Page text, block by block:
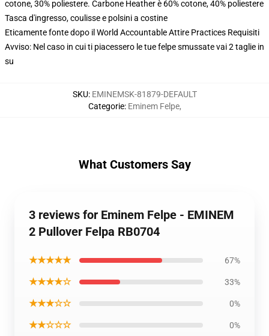
cotone, 30% poliestere. Carbone Heather è 60% cotone, 40% poliestere
Tasca d'ingresso, coulisse e polsini a costine
Eticamente fonte dopo il World Accountable Attire Practices Requisiti
Avviso: Nel caso in cui ti piacessero le tue felpe smussate vai 2 taglie in
su
SKU: EMINEMSK-81879-DEFAULT
Categorie: Eminem Felpe,
What Customers Say
3 reviews for Eminem Felpe - EMINEM
2 Pullover Felpa RB0704
★★★★★ 67%
★★★★☆ 33%
★★★☆☆ 0%
★★☆☆☆ 0%